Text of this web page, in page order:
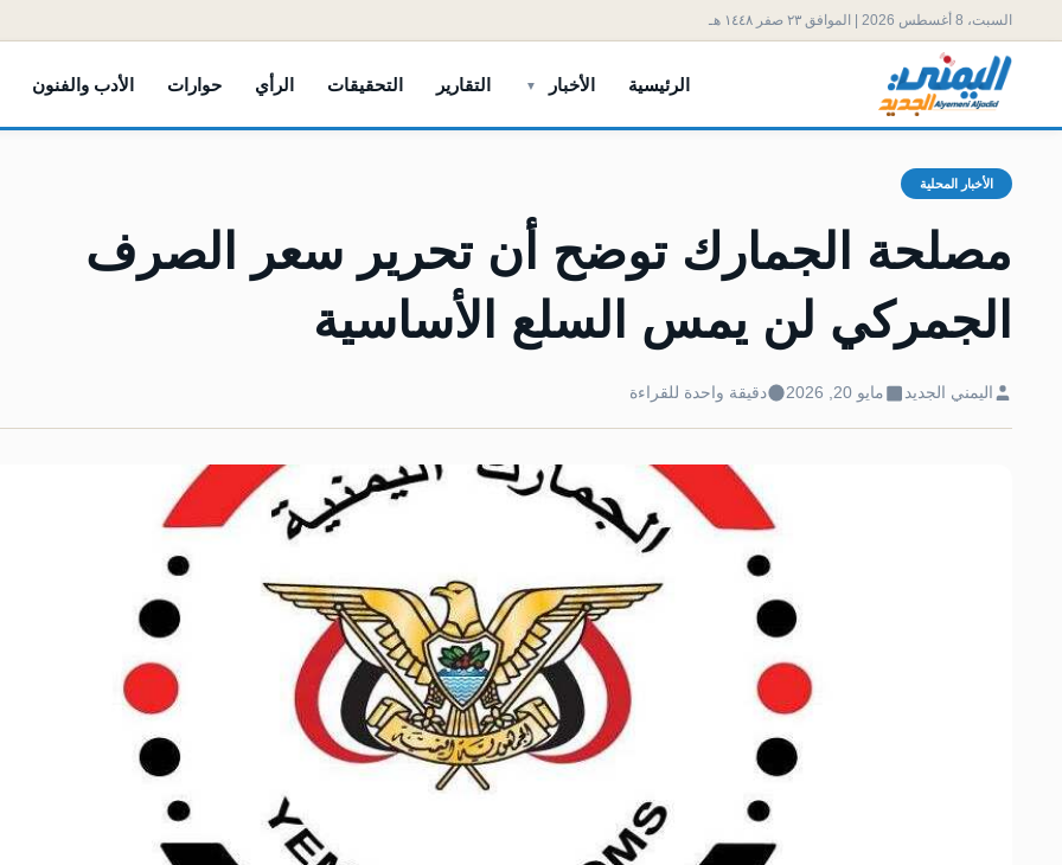
السبت، 8 أغسطس 2026 | الموافق ٢٣ صفر ١٤٤٨ هـ
الرئيسية الأخبار التقارير التحقيقات الرأي حوارات الأدب والفنون
الأخبار المحلية
مصلحة الجمارك توضح أن تحرير سعر الصرف
الجمركي لن يمس السلع الأساسية
اليمني الجديد مايو 20, 2026 دقيقة واحدة للقراءة